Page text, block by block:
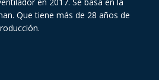
Que tiene más de 28 años de